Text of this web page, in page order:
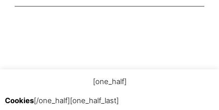
[one_half]
Cookies[/one_half][one_half_last]